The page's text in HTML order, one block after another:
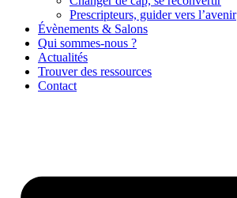
Prescripteurs, guider vers l’avenir
Évènements & Salons
Qui sommes-nous ?
Actualités
Trouver des ressources
Contact